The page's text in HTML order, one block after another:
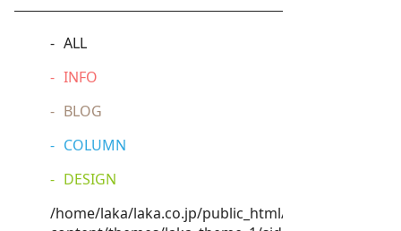
ALL
INFO
BLOG
COLUMN
DESIGN
/home/laka/laka.co.jp/public_html/wp-